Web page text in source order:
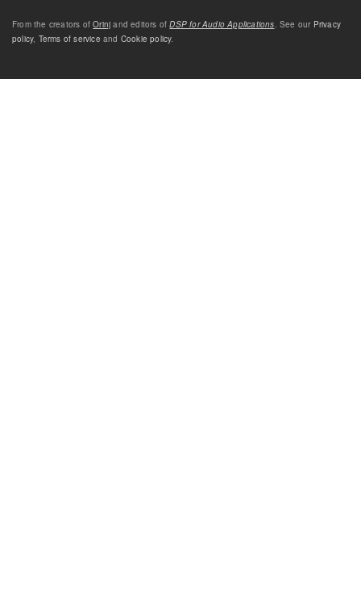
From the creators ofOrinj and editors ofDSP for Audio Applications . See our Privacy
policy, Terms of service and Cookie policy.